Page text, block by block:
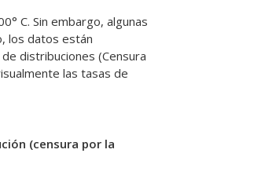
C. Sin embargo, algunas
los datos están
distribuciones (Censura
las tasas de
(censura por la